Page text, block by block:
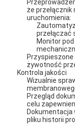
Dom
Produkty
filmy
że
uruchomienia:
przełączać
Monitor
żywotność
Kontrola jakości
Wizualnie
Przegląd
celu
Dokumentacja
pliku historii